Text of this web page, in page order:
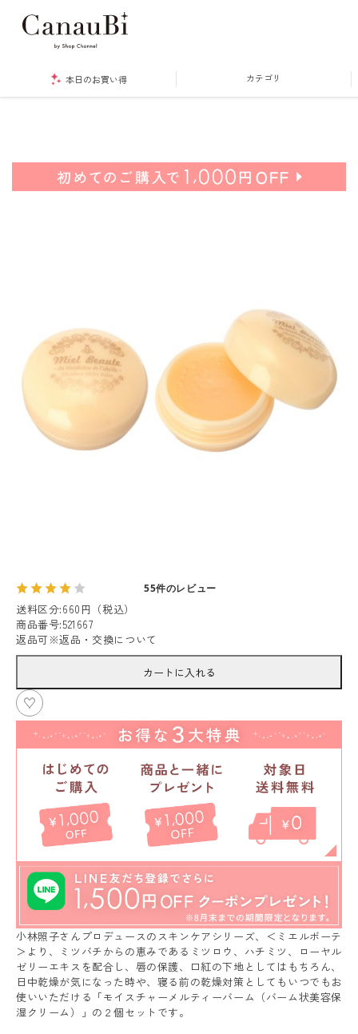
本日のお買い得 カテゴリ
55件のレビュー
送料区分:660円（税込）
商品番号:521667
返品可 ※返品・交換について
カートに入れる
小林照子さんプロデュースのスキンケアシリーズ、＜ミエルボーテ
＞より、ミツバチからの恵みであるミツロウ、ハチミツ、ローヤル
ゼリーエキスを配合し、唇の保護、口紅の下地としてはもちろん、
日中乾燥が気になった時や、寝る前の乾燥対策としてもいつでもお
使いいただける「モイスチャーメルティーバーム（バーム状美容保
湿クリーム）」の２個セットです。